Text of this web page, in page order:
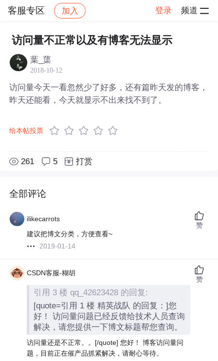
客服专区 加入 登录 频道
社区 客服专区 帖子详情
访问量不正常以及有博客无法显示
葉_蕖
2018-10-12
访问量今天一看忽然少了好多，还有篇昨天发的博客，
昨天还能看，今天就显示不出来找不到了。
给本帖投票
261 5 打赏
全部评论
ilikecarrots
建议把博文分类，方便查看~
2019-01-14
赞
CSDN客服-糊胡
引用 3 楼 qq_42623428 的回复:
[quote=引用 1 楼 精英战队 的回复：]您
好！ 访问量问题已经反馈给技术人员查询
解决，请您提供一下博文标题帮您查询。
访问量还是不正常。。[/quote] 您好！ 博客访问量问
题，目前正在催产品抓紧解决，请耐心等待。
赞